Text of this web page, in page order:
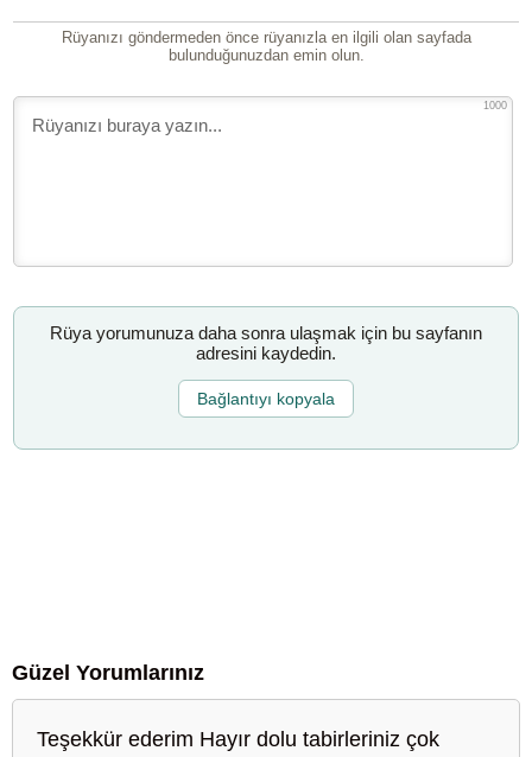
Rüyanızı göndermeden önce rüyanızla en ilgili olan sayfada
bulunduğunuzdan emin olun.
1000
Rüya yorumunuza daha sonra ulaşmak için bu sayfanın
adresini kaydedin.
Bağlantıyı kopyala
Güzel Yorumlarınız
Teşekkür ederim Hayır dolu tabirleriniz çok